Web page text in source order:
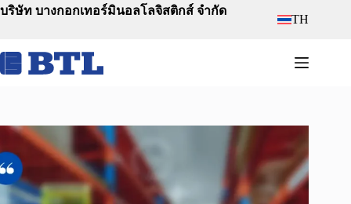
Skip
บริษัท บางกอกเทอร์มินอลโลจิสติกส์ จำกัด
TH